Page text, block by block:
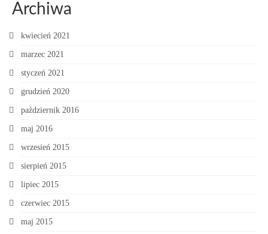
Archiwa
kwiecień 2021
marzec 2021
styczeń 2021
grudzień 2020
październik 2016
maj 2016
wrzesień 2015
sierpień 2015
lipiec 2015
czerwiec 2015
maj 2015